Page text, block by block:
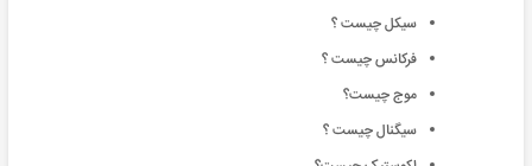
سیكل چیست ؟
فركانس چیست ؟
موج چیست؟
سیگنال چیست ؟